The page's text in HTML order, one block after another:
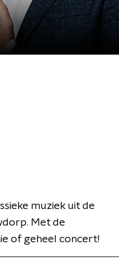
muziek uit de
Met de
of geheel concert!